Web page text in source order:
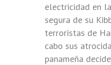
electricidad en
segura de su
terroristas de
cabo sus
panameña